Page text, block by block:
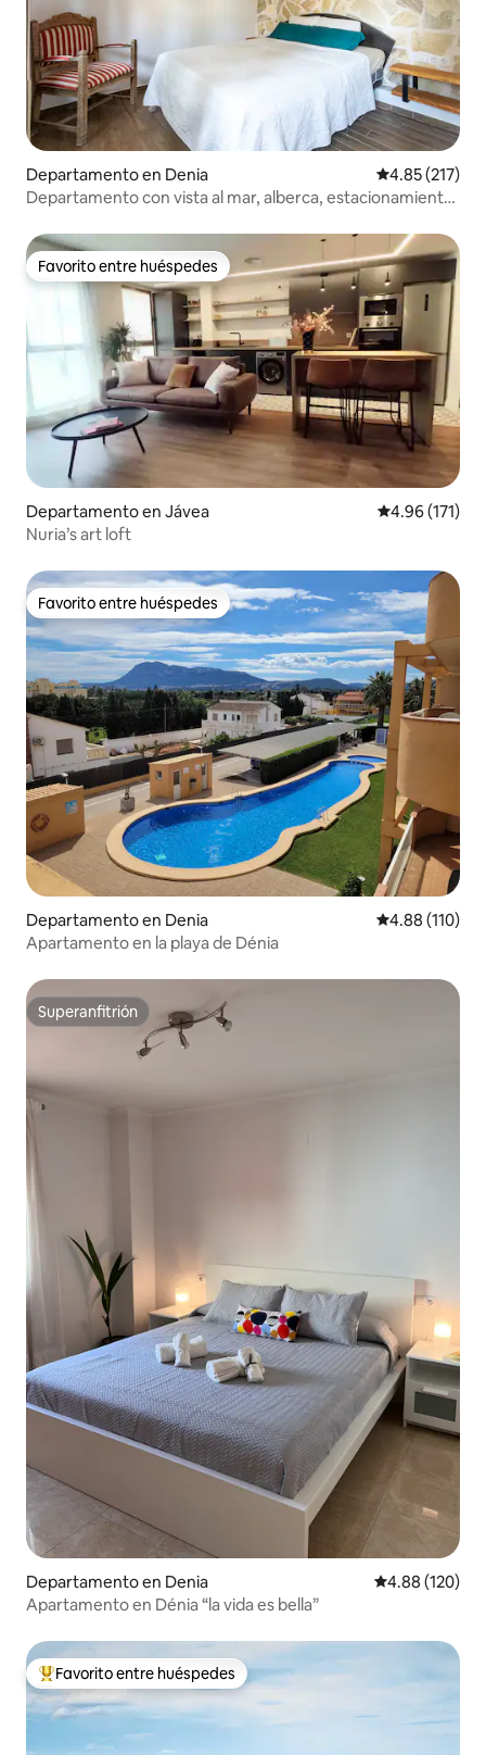
Departamento en Denia Calificación
4.85 (217)
Departamento con vista al mar, alberca, estacionamiento,
Favorito entre huéspedes
Favorito entre huéspedes
Departamento en Jávea Calificación
4.96 (171)
Nuria’s art loft
Favorito entre huéspedes
Favorito entre huéspedes
Departamento en Denia Calificación
4.88 (110)
Apartamento en la playa de Dénia
Superanfitrión
Superanfitrión
Departamento en Denia Calificación
4.88 (120)
Apartamento en Dénia “la vida es bella”
De los mejores en Favorito entre huéspedes
Favorito entre huéspedes